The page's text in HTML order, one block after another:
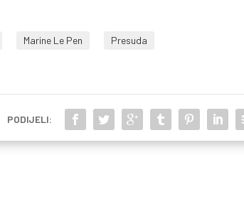
Marine Le Pen Presuda
PODIJELI: